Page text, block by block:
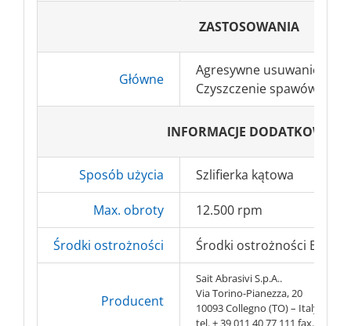
ZASTOSOWANIA
Główne
Agresywne usuwanie
Czyszczenie spawów,
INFORMACJE DODATKOWE
Sposób użycia Szlifierka kątowa
Max. obroty 12.500 rpm
Środki ostrożności Środki ostrożności BHP
Producent
Sait Abrasivi S.p.A..
Via Torino-Pianezza, 20
10093 Collegno (TO) – Italy
tel. + 39 011 40 77 111 fax. + 39